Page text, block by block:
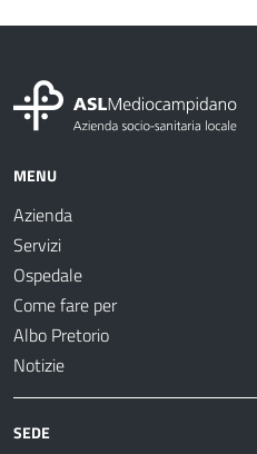
MENU
Azienda
Servizi
Ospedale
Come fare per
Albo Pretorio
Notizie
SEDE